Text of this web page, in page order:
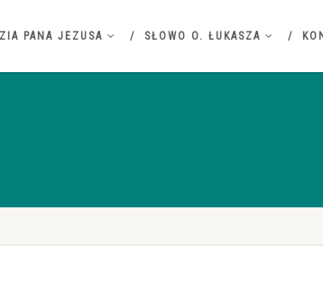
PANA JEZUSA SŁOWO O. ŁUKASZA